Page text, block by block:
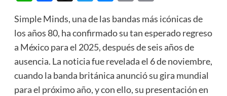
Simple Minds, una de las bandas más icónicas de
los años 80, ha confirmado su tan esperado regreso
a México para el 2025, después de seis años de
ausencia. La noticia fue revelada el 6 de noviembre,
cuando la banda británica anunció su gira mundial
para el próximo año, y con ello, su presentación en